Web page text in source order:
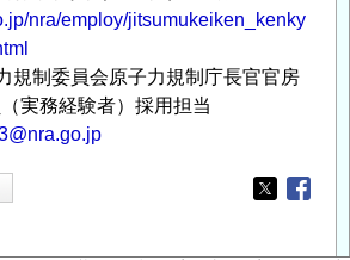
nra/employ/jitsumukeiken_kenky
規制委員会原子力規制庁長官官房
実務経験者）採用担当
Opens in